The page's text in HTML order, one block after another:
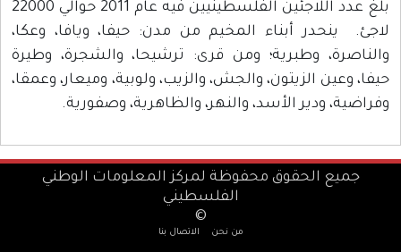
بلغ عدد اللاجئين الفلسطينيين فيه عام 2011 حوالي 22000
لاجئ. ينحدر أبناء المخيم من مدن: حيفا، ويافا، وعكا،
والناصرة، وطبرية؛ ومن قرى: ترشيحا، والشجرة، وطيرة
حيفا، وعين الزيتون، والجش، والزيب، ولوبية، وميعار، وعمقا،
وفراضية، ودير الأسد، والنهر، والظاهرية، وصفورية.
جميع الحقوق محفوظة لمركز المعلومات الوطني
الفلسطيني
©
من نحن الاتصال بنا